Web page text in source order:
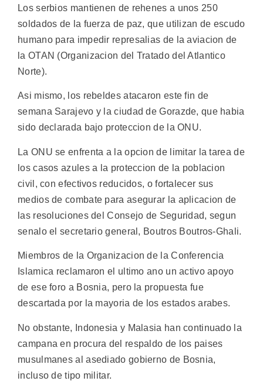
Los serbios mantienen de rehenes a unos 250
soldados de la fuerza de paz, que utilizan de escudo
humano para impedir represalias de la aviacion de
la OTAN (Organizacion del Tratado del Atlantico
Norte).
Asi mismo, los rebeldes atacaron este fin de
semana Sarajevo y la ciudad de Gorazde, que habia
sido declarada bajo proteccion de la ONU.
La ONU se enfrenta a la opcion de limitar la tarea de
los casos azules a la proteccion de la poblacion
civil, con efectivos reducidos, o fortalecer sus
medios de combate para asegurar la aplicacion de
las resoluciones del Consejo de Seguridad, segun
senalo el secretario general, Boutros Boutros-Ghali.
Miembros de la Organizacion de la Conferencia
Islamica reclamaron el ultimo ano un activo apoyo
de ese foro a Bosnia, pero la propuesta fue
descartada por la mayoria de los estados arabes.
No obstante, Indonesia y Malasia han continuado la
campana en procura del respaldo de los paises
musulmanes al asediado gobierno de Bosnia,
incluso de tipo militar.